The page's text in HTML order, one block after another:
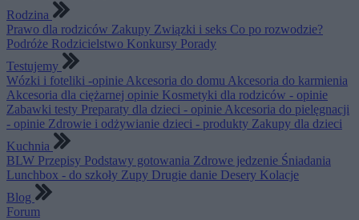
Rodzina
Prawo dla rodziców Zakupy Związki i seks Co po rozwodzie?
Podróże Rodzicielstwo Konkursy Porady
Testujemy
Wózki i foteliki -opinie Akcesoria do domu Akcesoria do karmienia
Akcesoria dla ciężarnej opinie Kosmetyki dla rodziców - opinie
Zabawki testy Preparaty dla dzieci - opinie Akcesoria do pielęgnacji
- opinie Zdrowie i odżywianie dzieci - produkty Zakupy dla dzieci
Kuchnia
BLW Przepisy Podstawy gotowania Zdrowe jedzenie Śniadania
Lunchbox - do szkoły Zupy Drugie danie Desery Kolacje
Blog
Forum